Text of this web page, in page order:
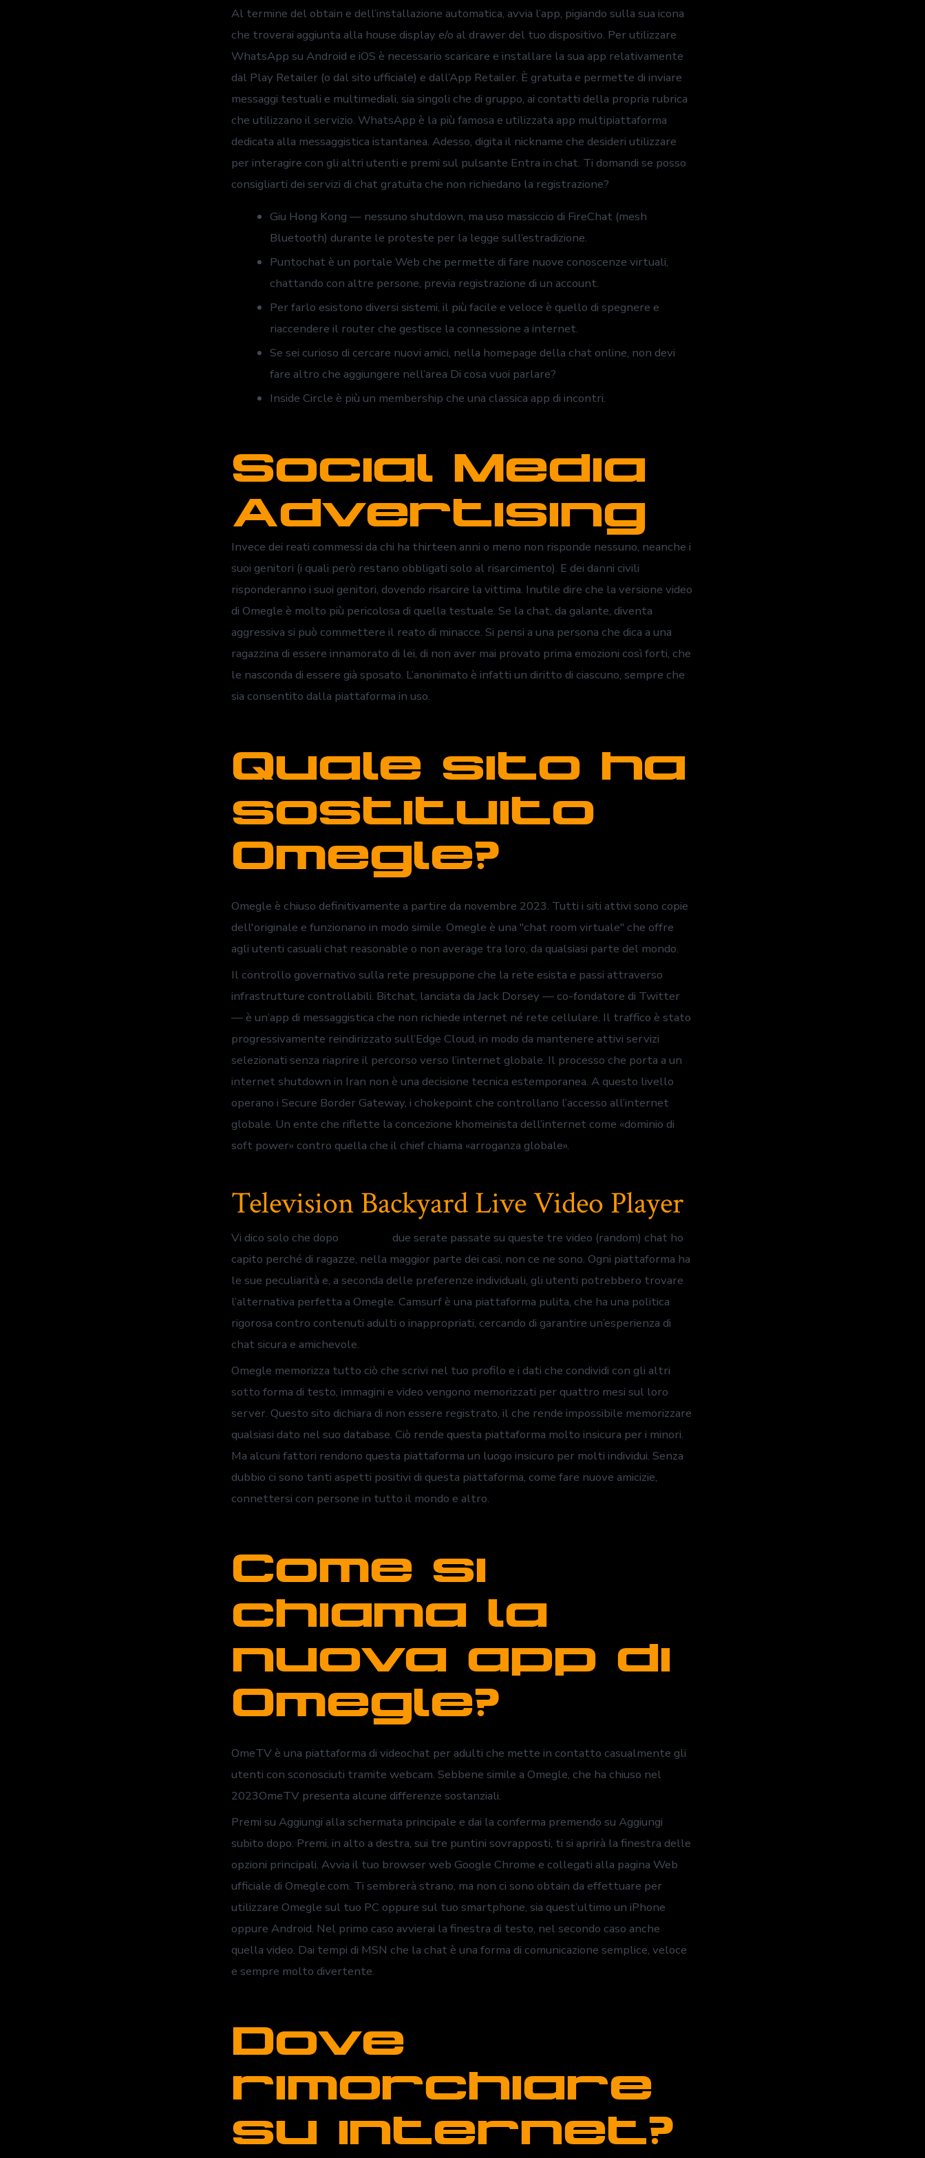
Risparmio
Savigliano
Al termine del obtain e dell’installazione automatica, avvia l’app, pigiando sulla sua icona
che troverai aggiunta alla house display e/o al drawer del tuo dispositivo. Per utilizzare
WhatsApp su Android e iOS è necessario scaricare e installare la sua app relativamente
dal Play Retailer (o dal sito ufficiale) e dall’App Retailer. È gratuita e permette di inviare
messaggi testuali e multimediali, sia singoli che di gruppo, ai contatti della propria rubrica
che utilizzano il servizio. WhatsApp è la più famosa e utilizzata app multipiattaforma
dedicata alla messaggistica istantanea. Adesso, digita il nickname che desideri utilizzare
per interagire con gli altri utenti e premi sul pulsante Entra in chat. Ti domandi se posso
consigliarti dei servizi di chat gratuita che non richiedano la registrazione?
Giu Hong Kong — nessuno shutdown, ma uso massiccio di FireChat (mesh
Bluetooth) durante le proteste per la legge sull’estradizione.
Puntochat è un portale Web che permette di fare nuove conoscenze virtuali,
chattando con altre persone, previa registrazione di un account.
Per farlo esistono diversi sistemi, il più facile e veloce è quello di spegnere e
riaccendere il router che gestisce la connessione a internet.
Se sei curioso di cercare nuovi amici, nella homepage della chat online, non devi
fare altro che aggiungere nell’area Di cosa vuoi parlare?
Inside Circle è più un membership che una classica app di incontri.
Social Media
Advertising
Invece dei reati commessi da chi ha thirteen anni o meno non risponde nessuno, neanche i
suoi genitori (i quali però restano obbligati solo al risarcimento). E dei danni civili
risponderanno i suoi genitori, dovendo risarcire la vittima. Inutile dire che la versione video
di Omegle è molto più pericolosa di quella testuale. Se la chat, da galante, diventa
aggressiva si può commettere il reato di minacce. Si pensi a una persona che dica a una
ragazzina di essere innamorato di lei, di non aver mai provato prima emozioni così forti, che
le nasconda di essere già sposato. L’anonimato è infatti un diritto di ciascuno, sempre che
sia consentito dalla piattaforma in uso.
Quale sito ha
sostituito
Omegle?
Omegle è chiuso definitivamente a partire da novembre 2023. Tutti i siti attivi sono copie
dell'originale e funzionano in modo simile. Omegle è una "chat room virtuale" che offre
agli utenti casuali chat reasonable o non average tra loro, da qualsiasi parte del mondo.
Il controllo governativo sulla rete presuppone che la rete esista e passi attraverso
infrastrutture controllabili. Bitchat, lanciata da Jack Dorsey — co-fondatore di Twitter
— è un’app di messaggistica che non richiede internet né rete cellulare. Il traffico è stato
progressivamente reindirizzato sull’Edge Cloud, in modo da mantenere attivi servizi
selezionati senza riaprire il percorso verso l’internet globale. Il processo che porta a un
internet shutdown in Iran non è una decisione tecnica estemporanea. A questo livello
operano i Secure Border Gateway, i chokepoint che controllano l’accesso all’internet
globale. Un ente che riflette la concezione khomeinista dell’internet come «dominio di
soft power» contro quella che il chief chiama «arroganza globale».
Television Backyard Live Video Player
Vi dico solo che dopo
due serate passate su queste tre video (random) chat ho
capito perché di ragazze, nella maggior parte dei casi, non ce ne sono. Ogni piattaforma ha
le sue peculiarità e, a seconda delle preferenze individuali, gli utenti potrebbero trovare
l’alternativa perfetta a Omegle. Camsurf è una piattaforma pulita, che ha una politica
rigorosa contro contenuti adulti o inappropriati, cercando di garantire un’esperienza di
chat sicura e amichevole.
Omegle memorizza tutto ciò che scrivi nel tuo profilo e i dati che condividi con gli altri
sotto forma di testo, immagini e video vengono memorizzati per quattro mesi sul loro
server. Questo sito dichiara di non essere registrato, il che rende impossibile memorizzare
qualsiasi dato nel suo database. Ciò rende questa piattaforma molto insicura per i minori.
Ma alcuni fattori rendono questa piattaforma un luogo insicuro per molti individui. Senza
dubbio ci sono tanti aspetti positivi di questa piattaforma, come fare nuove amicizie,
connettersi con persone in tutto il mondo e altro.
Come si
chiama la
nuova app di
Omegle?
OmeTV è una piattaforma di videochat per adulti che mette in contatto casualmente gli
utenti con sconosciuti tramite webcam. Sebbene simile a Omegle, che ha chiuso nel
2023OmeTV presenta alcune differenze sostanziali.
Premi su Aggiungi alla schermata principale e dai la conferma premendo su Aggiungi
subito dopo. Premi, in alto a destra, sui tre puntini sovrapposti, ti si aprirà la finestra delle
opzioni principali. Avvia il tuo browser web Google Chrome e collegati alla pagina Web
ufficiale di Omegle.com. Ti sembrerà strano, ma non ci sono obtain da effettuare per
utilizzare Omegle sul tuo PC oppure sul tuo smartphone, sia quest’ultimo un iPhone
oppure Android. Nel primo caso avvierai la finestra di testo, nel secondo caso anche
quella video. Dai tempi di MSN che la chat è una forma di comunicazione semplice, veloce
e sempre molto divertente.
Dove
rimorchiare
su internet?